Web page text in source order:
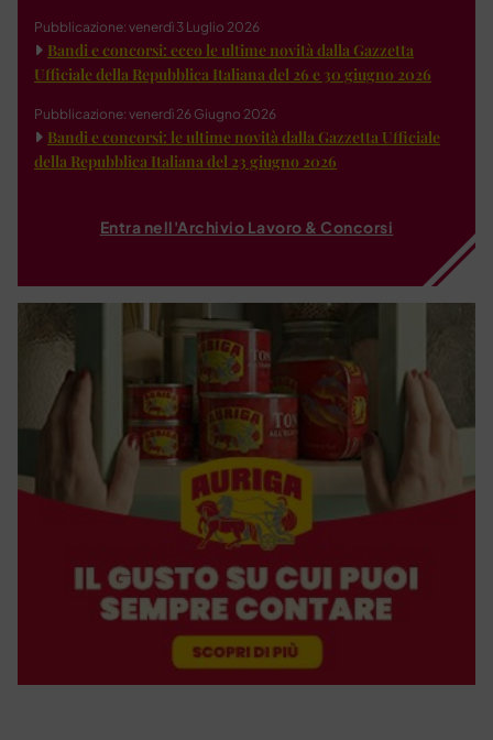
Pubblicazione: venerdì 3 Luglio 2026
Bandi e concorsi: ecco le ultime novità dalla Gazzetta
Ufficiale della Repubblica Italiana del 26 e 30 giugno 2026
Pubblicazione: venerdì 26 Giugno 2026
Bandi e concorsi: le ultime novità dalla Gazzetta Ufficiale
della Repubblica Italiana del 23 giugno 2026
Entra nell'Archivio Lavoro & Concorsi